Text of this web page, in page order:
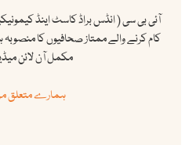
آئی بی سی ( انڈس براڈ کاسٹ اینڈ
کام کرنے والے ممتاز صحافیوں کا
مکمل آن لائن
ہمارے متعلق